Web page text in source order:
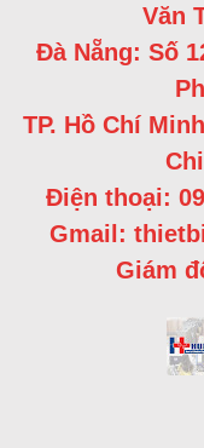
Văn
Đà Nẵng: Số
TP. Hồ Chí
Điện thoại:
Gmail:
Giám